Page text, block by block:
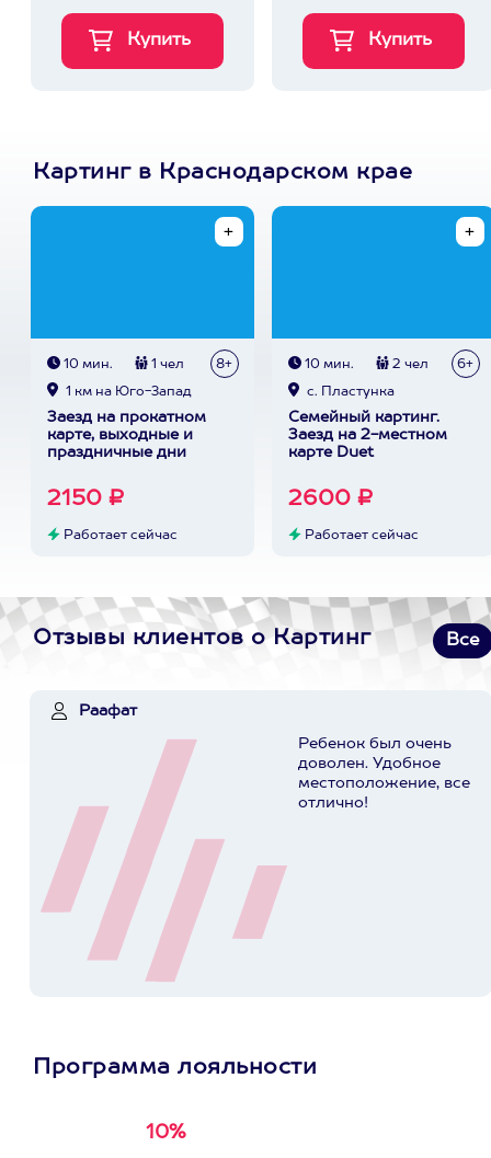
Картинг в Краснодарском крае
10 мин. 1 чел 8+
1 км на Юго-Запад
Заезд на прокатном
карте, выходные и
праздничные дни
2150 ₽
Работает сейчас
10 мин. 2 чел 6+
с. Пластунка
Семейный картинг.
Заезд на 2-местном
карте Duet
2600 ₽
Работает сейчас
Отзывы клиентов о Картинг Все
Раафат
Ребенок был очень
доволен. Удобное
местоположение, все
отлично!
Программа лояльности
10%